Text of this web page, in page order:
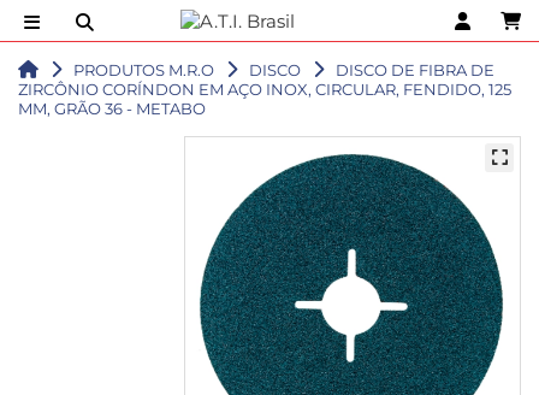
PRODUTOS M.R.O DISCO
DISCO DE FIBRA DE
ZIRCÔNIO CORÍNDON EM AÇO INOX, CIRCULAR, FENDIDO, 125
MM, GRÃO 36 - METABO